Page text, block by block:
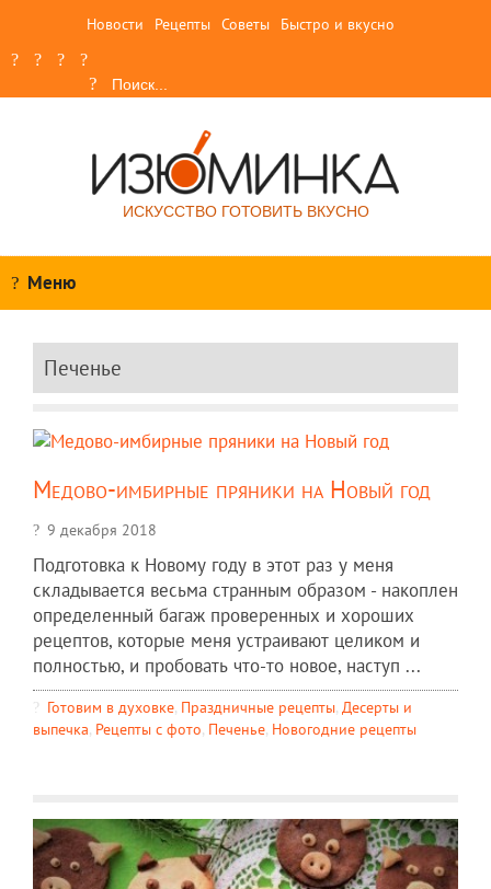
Новости Рецепты Советы Быстро и вкусно
ИСКУССТВО ГОТОВИТЬ ВКУСНО
Меню
Печенье
Медово-имбирные пряники на Новый год
9 декабря 2018
Подготовка к Новому году в этот раз у меня
складывается весьма странным образом - накоплен
определенный багаж проверенных и хороших
рецептов, которые меня устраивают целиком и
полностью, и пробовать что-то новое, наступ ...
Готовим в духовке, Праздничные рецепты, Десерты и
выпечка, Рецепты c фото, Печенье, Новогодние рецепты